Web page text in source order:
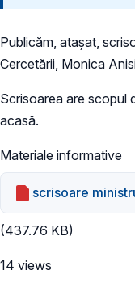
Publicăm, atașat,
Cercetării, Monica
Scrisoarea are scopul
acasă.
Materiale informative
scrisoare
(437.76 KB)
14 views